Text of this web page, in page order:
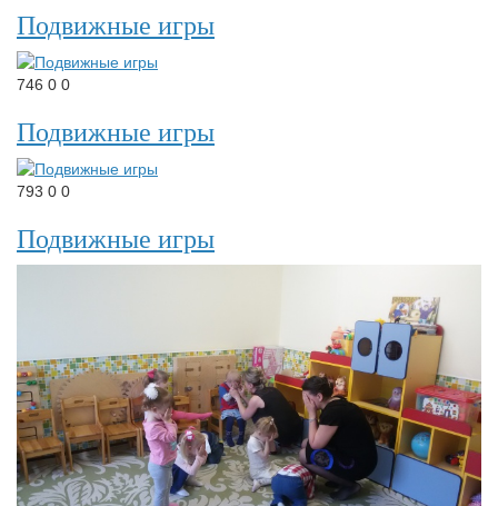
Подвижные игры
746 0 0
Подвижные игры
793 0 0
Подвижные игры